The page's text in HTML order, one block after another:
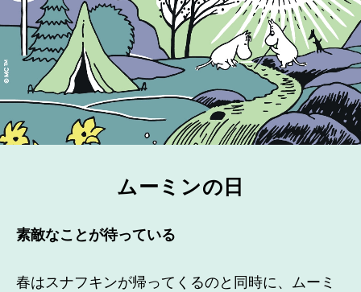
ムーミンの日
素敵なことが待っている
春はスナフキンが帰ってくるのと同時に、ムーミ